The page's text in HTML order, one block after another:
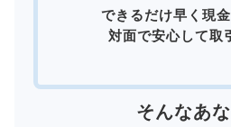
できるだけ早く現金
対面で安心して取
そんなあ